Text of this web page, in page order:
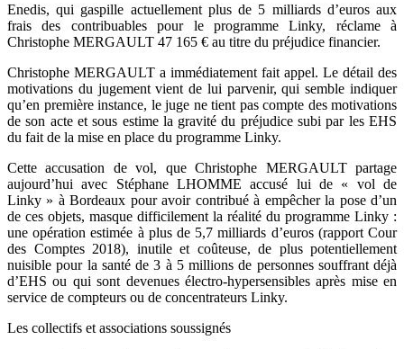
Enedis, qui gaspille actuellement plus de 5 milliards d’euros aux
frais des contribuables pour le programme Linky, réclame à
Christophe MERGAULT 47 165 € au titre du préjudice financier.
Christophe MERGAULT a immédiatement fait appel. Le détail des
motivations du jugement vient de lui parvenir, qui semble indiquer
qu’en première instance, le juge ne tient pas compte des motivations
de son acte et sous estime la gravité du préjudice subi par les EHS
du fait de la mise en place du programme Linky.
Cette accusation de vol, que Christophe MERGAULT partage
aujourd’hui avec Stéphane LHOMME accusé lui de « vol de
Linky » à Bordeaux pour avoir contribué à empêcher la pose d’un
de ces objets, masque difficilement la réalité du programme Linky :
une opération estimée à plus de 5,7 milliards d’euros (rapport Cour
des Comptes 2018), inutile et coûteuse, de plus potentiellement
nuisible pour la santé de 3 à 5 millions de personnes souffrant déjà
d’EHS ou qui sont devenues électro-hypersensibles après mise en
service de compteurs ou de concentrateurs Linky.
Les collectifs et associations soussignés